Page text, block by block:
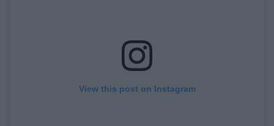
View this post on Instagram